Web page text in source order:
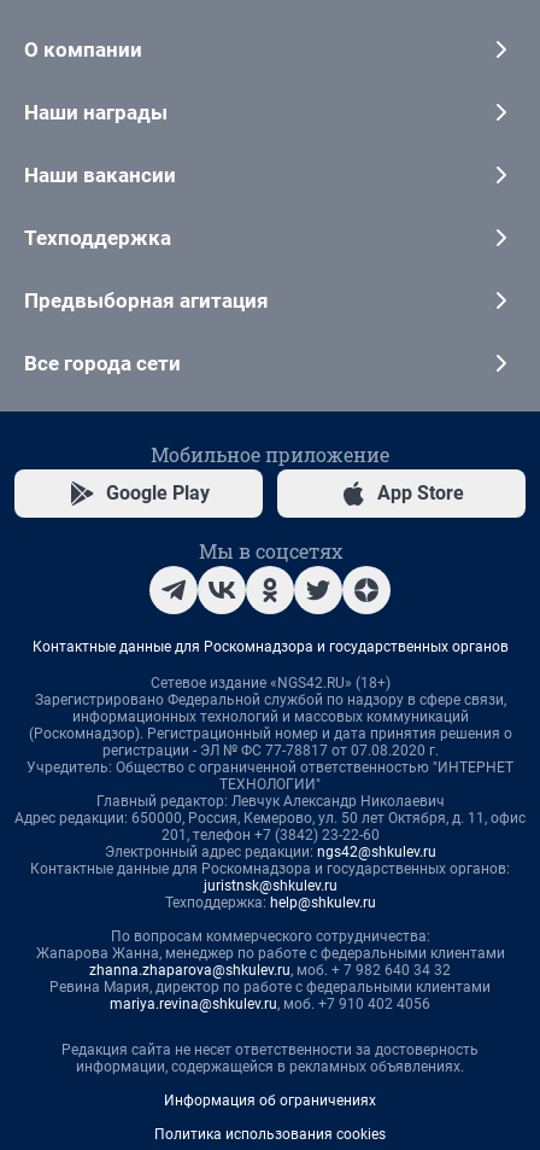
О компании
Наши награды
Наши вакансии
Техподдержка
Предвыборная агитация
Все города сети
Мобильное приложение
Google Play App Store
Мы в соцсетях
Контактные данные для Роскомнадзора и государственных органов
Сетевое издание «NGS42.RU» (18+)
Зарегистрировано Федеральной службой по надзору в сфере связи,
информационных технологий и массовых коммуникаций
(Роскомнадзор). Регистрационный номер и дата принятия решения о
регистрации - ЭЛ № ФС 77-78817 от 07.08.2020 г.
Учредитель: Общество с ограниченной ответственностью "ИНТЕРНЕТ
ТЕХНОЛОГИИ"
Главный редактор: Левчук Александр Николаевич
Адрес редакции: 650000, Россия, Кемерово, ул. 50 лет Октября, д. 11, офис
201, телефон +7 (3842) 23-22-60
Электронный адрес редакции: ngs42@shkulev.ru
Контактные данные для Роскомнадзора и государственных органов:
juristnsk@shkulev.ru
Техподдержка: help@shkulev.ru
По вопросам коммерческого сотрудничества:
Жапарова Жанна, менеджер по работе с федеральными клиентами
zhanna.zhaparova@shkulev.ru, моб. + 7 982 640 34 32
Ревина Мария, директор по работе с федеральными клиентами
mariya.revina@shkulev.ru, моб. +7 910 402 4056
Редакция сайта не несет ответственности за достоверность
информации, содержащейся в рекламных объявлениях.
Информация об ограничениях
Политика использования cookies